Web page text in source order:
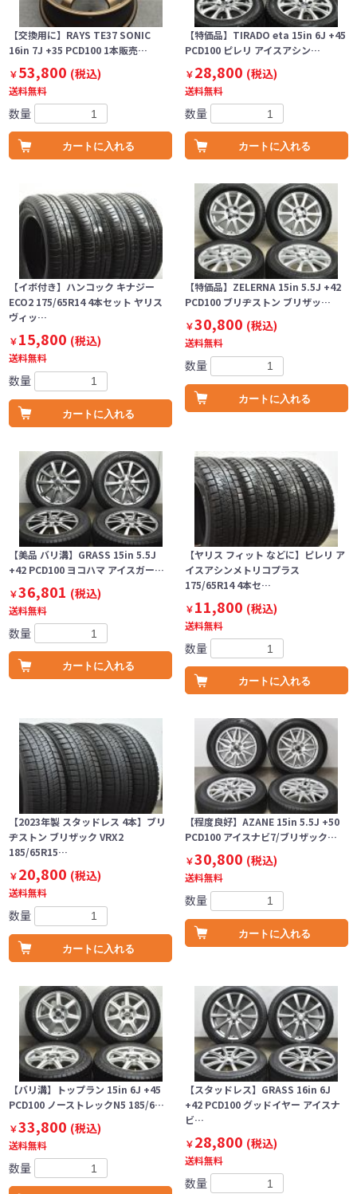
【交換用に】RAYS TE37 SONIC
16in 7J +35 PCD100 1本販売…
￥53,800 (税込)
送料無料
数量
カートに入れる
【特価品】TIRADO eta 15in 6J +45
PCD100 ピレリ アイスアシン…
￥28,800 (税込)
送料無料
数量
カートに入れる
【イボ付き】ハンコック キナジー
ECO2 175/65R14 4本セット ヤリス
ヴィッ…
￥15,800 (税込)
送料無料
数量
カートに入れる
【特価品】ZELERNA 15in 5.5J +42
PCD100 ブリヂストン ブリザッ…
￥30,800 (税込)
送料無料
数量
カートに入れる
【美品 バリ溝】GRASS 15in 5.5J
+42 PCD100 ヨコハマ アイスガー…
￥36,801 (税込)
送料無料
数量
カートに入れる
【ヤリス フィット などに】ピレリ ア
イスアシンメトリコプラス
175/65R14 4本セ…
￥11,800 (税込)
送料無料
数量
カートに入れる
【2023年製 スタッドレス 4本】ブリ
ヂストン ブリザック VRX2
185/65R15…
￥20,800 (税込)
送料無料
数量
カートに入れる
【程度良好】AZANE 15in 5.5J +50
PCD100 アイスナビ7/ブリザック…
￥30,800 (税込)
送料無料
数量
カートに入れる
【バリ溝】トップラン 15in 6J +45
PCD100 ノーストレックN5 185/6…
￥33,800 (税込)
送料無料
数量
【スタッドレス】GRASS 16in 6J
+42 PCD100 グッドイヤー アイスナ
ビ…
￥28,800 (税込)
送料無料
数量